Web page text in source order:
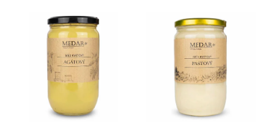
Nejdražší
Nejprodávanější
Abecedně